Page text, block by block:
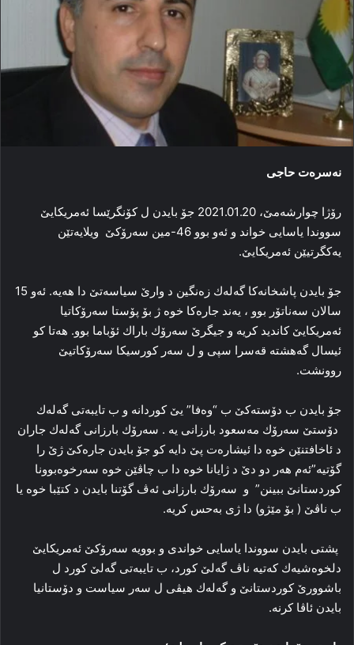
نەسرەت حاجی
رۆژا چوارشەمێ، 2021.01.20 جۆ بایدن ل كۆنگرێسا ئەمریكایێ
سووندا یاسایی خواند و ئەو بوو 46-مین سەرۆكێ ویلایەتێن
یەكگرتیێن ئەمریكایێ.
جۆ بایدن پاشخانەكا گەلەك زەنگین د وارێ سیاسەتێ دا ھەیە. ئەو 15
سالان سەناتۆر بوو ، یەند جارەكا خوە ژ بۆ پۆستا سەرۆكاتیا
ئەمریكایێ كاندید كریە و جیگرێ سەرۆك باراك ئۆباما بوو. ھەتا كو
ئیسال گەھشتە قەسرا سپی و ل سەر كورسیكا سەرۆكاتیێ
روونشت.
جۆ بایدن ب دۆستەكێ ب “وەفا” یێ كوردانە و ب تایبەتی گەلەك
دۆستێ سەرۆك مەسعود بارزانی یە . سەرۆك بارزانی گەلەك جاران
د ئاخافتنێن خوە دا ئیشارەت پێ دایە كو جۆ بایدن جارەكێ ژێ را
گۆتیە”ئەم ھەر دو دێ د ژایانا خوە دا ب چاڤێن خوە سەرخوەبوونا
كوردستانێ ببینن” و سەرۆك بارزانی ئەڤ گۆتنا بایدن د كتێبا خوە یا
ب ناڤێ ( بۆ مێژو) دا ژی بەحس كریە.
پشتی بایدن سووندا یاسایی خواندی و بوویە سەرۆكێ ئەمریكایێ
دلخوەشیەك كەتیە ناڤ گەلێ كورد، ب تایبەتی گەلێ كورد ل
باشوورێ كوردستانێ و گەلەك ھیڤی ل سەر سیاست و دۆستانیا
بایدن ئاڤا كرنە.